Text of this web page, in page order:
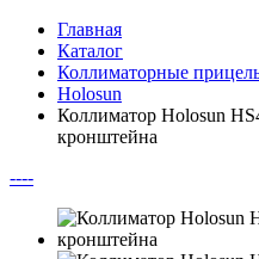
Главная
Каталог
Коллиматорные
Holosun
Коллиматор Holosun
кронштейна
----